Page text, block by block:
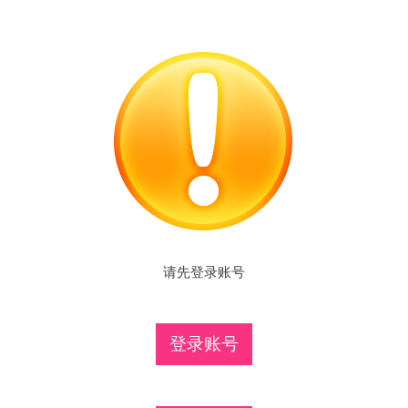
请先登录账号
登录账号